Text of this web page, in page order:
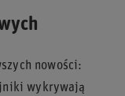
nowości:
wykrywają